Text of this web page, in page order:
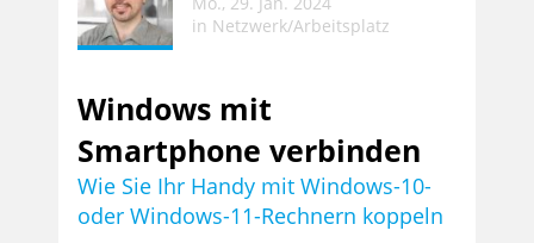
in Netzwerk/Arbeitsplatz
Windows mit
Smartphone verbinden
Wie Sie Ihr Handy mit Windows-10-
oder Windows-11-Rechnern koppeln